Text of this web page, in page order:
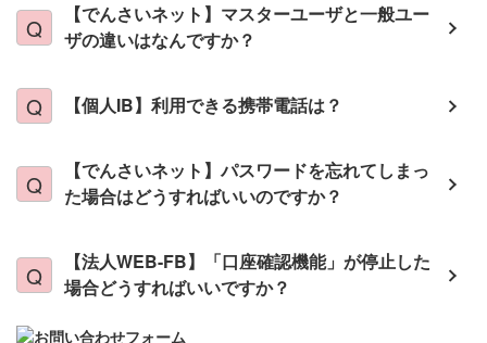
【でんさいネット】マスターユーザと一般ユー
ザの違いはなんですか？
【個人IB】利用できる携帯電話は？
【でんさいネット】パスワードを忘れてしまっ
た場合はどうすればいいのですか？
【法人WEB-FB】「口座確認機能」が停止した
場合どうすればいいですか？